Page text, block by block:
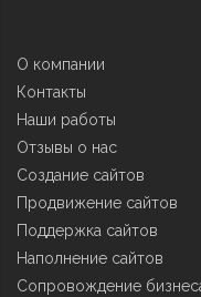
О компании
Контакты
Наши работы
Отзывы о нас
Создание сайтов
Продвижение сайтов
Поддержка сайтов
Наполнение сайтов
Сопровождение